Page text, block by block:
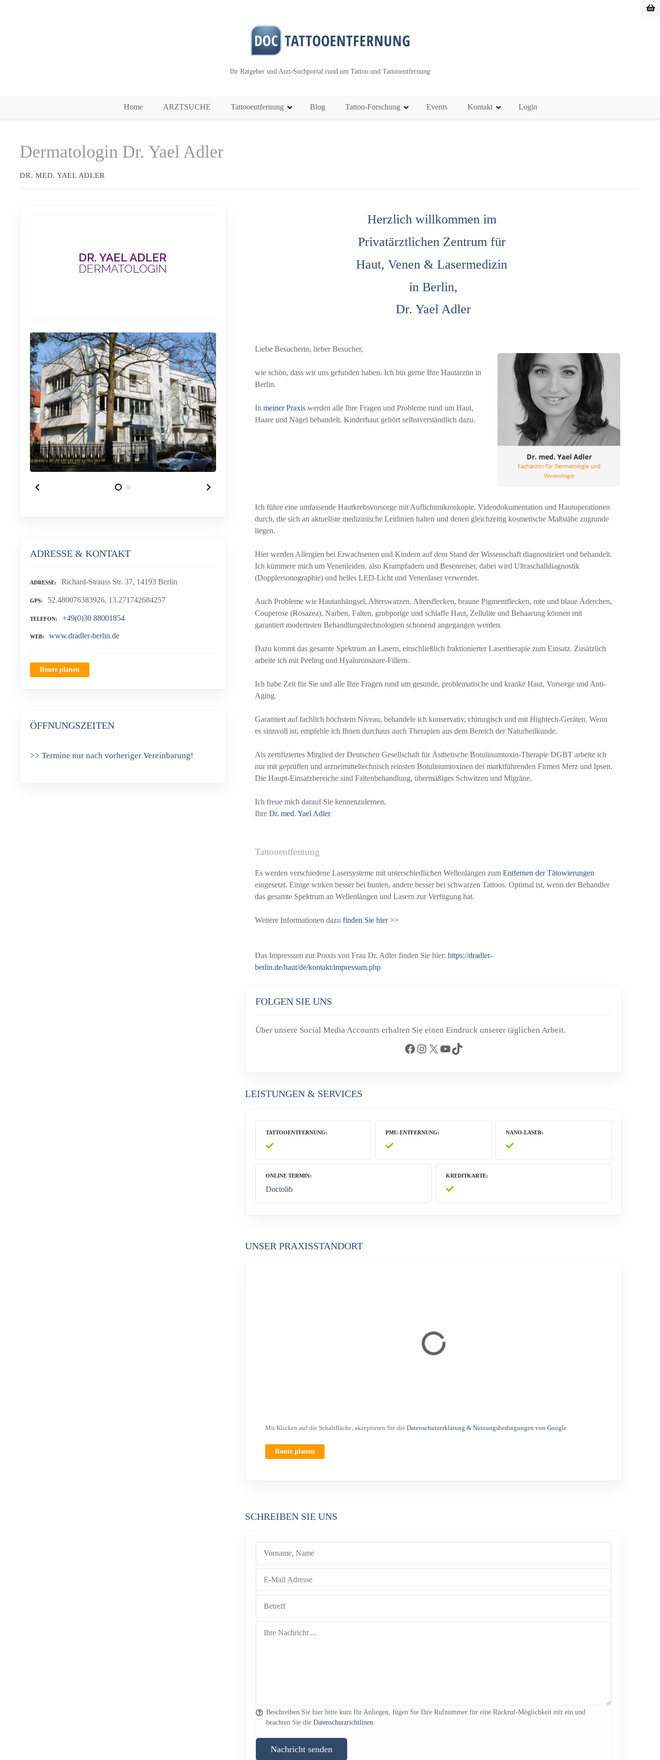
Ihr Ratgeber und Arzt-Suchportal rund um Tattoo und Tattooentfernung
Home ARZTSUCHE Tattooentfernung Blog Tattoo-Forschung Events Kontakt Login
Dermatologin Dr. Yael Adler
DR. MED. YAEL ADLER
ADRESSE & KONTAKT
ADRESSE Richard-Strauss Str. 37, 14193 Berlin
GPS 52.480076383926, 13.271742684257
TELEFON +49(0)30 88001854
WEB www.dradler-berlin.de
Route planen
ÖFFNUNGSZEITEN
>> Termine nur nach vorheriger Vereinbarung!
Herzlich willkommen im
Privatärztlichen Zentrum für
Haut, Venen & Lasermedizin
in Berlin,
Dr. Yael Adler
Liebe Besucherin, lieber Besucher,
wie schön, dass wir uns gefunden haben. Ich bin gerne Ihre Hautärztin in
Berlin.
In meiner Praxiswerden alle Ihre Fragen und Probleme rund um Haut,
Haare und Nägel behandelt. Kinderhaut gehört selbstverständlich dazu.
Ich führe eine umfassende Hautkrebsvorsorge mit Auflichtmikroskopie, Videodokumentation und Hautoperationen
durch, die sich an aktuellste medizinische Leitlinien halten und denen gleichzeitig kosmetische Maßstäbe zugrunde
liegen.
Hier werden Allergien bei Erwachsenen und Kindern auf dem Stand der Wissenschaft diagnostiziert und behandelt.
Ich kümmere mich um Venenleiden, also Krampfadern und Besenreiser, dabei wird Ultraschalldiagnostik
(Dopplersonographie) und helles LED-Licht und Venenlaser verwendet.
Auch Probleme wie Hautanhängsel, Alterswarzen, Altersflecken, braune Pigmentflecken, rote und blaue Äderchen,
Couperose (Rosazea), Narben, Falten, grobporige und schlaffe Haut, Zellulite und Behaarung können mit
garantiert modernsten Behandlungstechnologien schonend angegangen werden.
Dazu kommt das gesamte Spektrum an Lasern, einschließlich fraktionierter Lasertherapie zum Einsatz. Zusätzlich
arbeite ich mit Peeling und Hyaluronsäure-Fillern.
Ich habe Zeit für Sie und alle Ihre Fragen rund um gesunde, problematische und kranke Haut, Vorsorge und Anti-
Aging.
Garantiert auf fachlich höchstem Niveau, behandele ich konservativ, chirurgisch und mit Hightech-Geräten. Wenn
es sinnvoll ist, empfehle ich Ihnen durchaus auch Therapien aus dem Bereich der Naturheilkunde.
Als zertifiziertes Mitglied der Deutschen Gesellschaft für Ästhetische Botulinumtoxin-Therapie DGBT arbeite ich
nur mit geprüften und arzneimitteltechnisch reinsten Botulinumtoxinen der marktführenden Firmen Merz und Ipsen.
Die Haupt-Einsatzbereiche sind Faltenbehandlung, übermäßiges Schwitzen und Migräne.
Ich freue mich darauf Sie kennenzulernen,
Ihre Dr. med. Yael Adler
Tattooentfernung
Es werden verschiedene Lasersysteme mit unterschiedlichen Wellenlängen zum Entfernen der Tätowierungen
eingesetzt. Einige wirken besser bei bunten, andere besser bei schwarzen Tattoos. Optimal ist, wenn der Behandler
das gesamte Spektrum an Wellenlängen und Lasern zur Verfügung hat.
Weitere Informationen dazu finden Sie hier >>
Das Impressum zur Praxis von Frau Dr. Adler finden Sie hier: https://dradler-
berlin.de/haut/de/kontakt/impressum.php
FOLGEN SIE UNS
Über unsere Social Media Accounts erhalten Sie einen Eindruck unserer täglichen Arbeit.
Facebook Instagram X YouTube TikTok
LEISTUNGEN & SERVICES
TATTOOENTFERNUNG PMU-ENTFERNUNG NANO-LASER
ONLINE TERMIN
Doctolib
KREDITKARTE
UNSER PRAXISSTANDORT
Mit Klicken auf die Schaltfläche, akzeptieren Sie die Datenschutzerklärung & Nutzungsbedingungen von Google.
Route planen
SCHREIBEN SIE UNS
Beschreiben Sie hier bitte kurz Ihr Anliegen, fügen Sie Ihre Rufnummer für eine Rückruf-Möglichkeit mit ein und
beachten Sie dieDatenschutzrichtlinen
Nachricht senden